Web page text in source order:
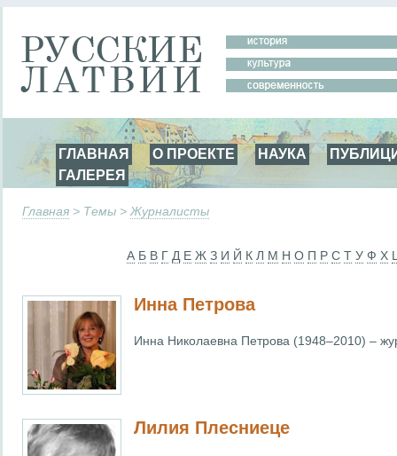
ГЛАВНАЯ О ПРОЕКТЕ НАУКА
ГАЛЕРЕЯ
Главная > Темы > Журналисты
А Б В Г Д Е Ж З И Й К Л М Н О П Р С Т У Ф Х
Инна Петрова
Инна Николаевна Петрова (1948–2010) –
Лилия Плесниеце